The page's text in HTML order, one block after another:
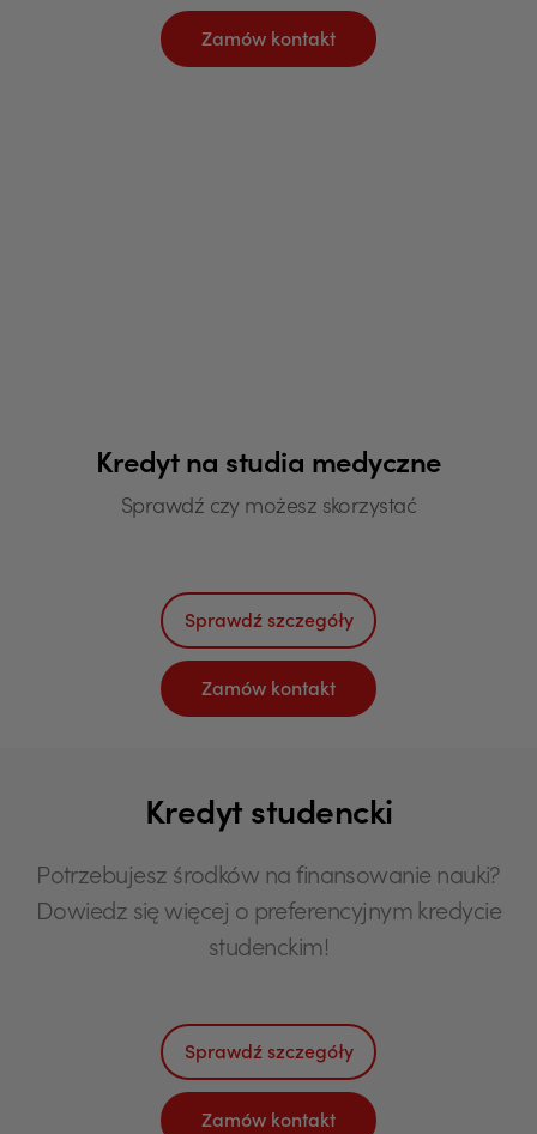
Zamów kontakt
Kredyt na studia medyczne
Sprawdź czy możesz skorzystać
Sprawdź szczegóły
Zamów kontakt
Kredyt studencki
Potrzebujesz środków na finansowanie nauki?
Dowiedz się więcej o preferencyjnym kredycie
studenckim!
Sprawdź szczegóły
Zamów kontakt